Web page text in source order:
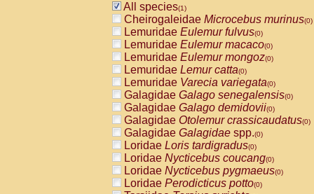
All species(1)
Cheirogaleidae Microcebus murinus(0)
Lemuridae Eulemur fulvus(0)
Lemuridae Eulemur macaco(0)
Lemuridae Eulemur mongoz(0)
Lemuridae Lemur catta(0)
Lemuridae Varecia variegata(0)
Galagidae Galago senegalensis(0)
Galagidae Galago demidovii(0)
Galagidae Otolemur crassicaudatus(0)
Galagidae Galagidae spp.(0)
Loridae Loris tardigradus(0)
Loridae Nycticebus coucang(0)
Loridae Nycticebus pygmaeus(0)
Loridae Perodicticus potto(0)